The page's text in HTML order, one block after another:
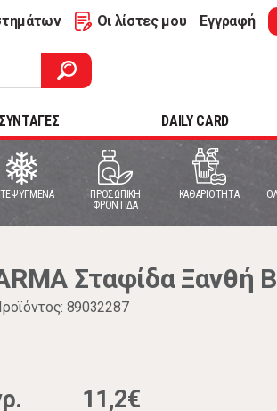
Οι λίστες μου Εγγραφή
ΣΥΝΤΑΓΕΣ DAILY CARD
ΠΡΟΣΩΠΙΚΗ
ΦΡΟΝΤΙΔΑ
ΚΑΘΑΡΙΟΤΗΤΑ
Σταφίδα Ξανθή
89032287
11,2€